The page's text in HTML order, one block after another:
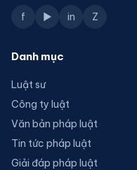
f ▶ in Z
Danh mục
Luật sư
Công ty luật
Văn bản pháp luật
Tin tức pháp luật
Giải đáp pháp luật